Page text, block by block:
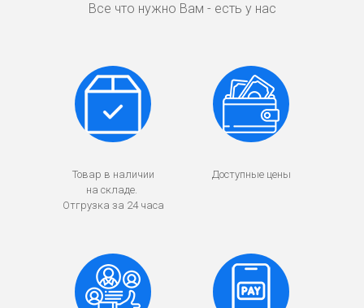
Все что нужно Вам - есть у нас
Товар в наличии
на складе.
Отгрузка за 24 часа
Доступные цены